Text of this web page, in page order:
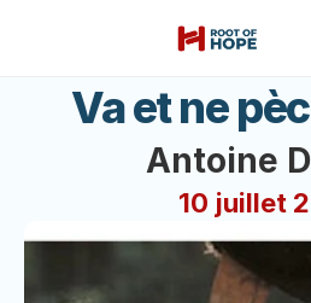
Va et ne
Antoine
10 juillet